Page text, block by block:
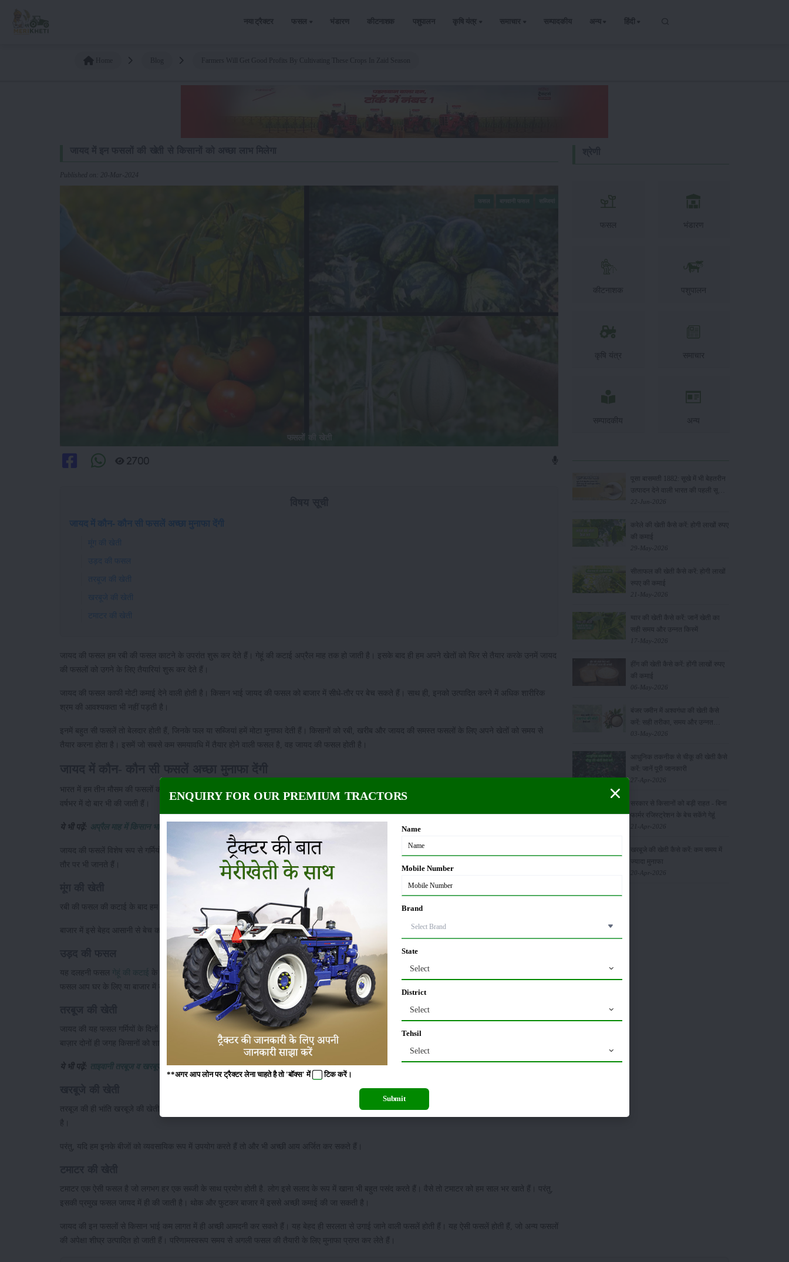
नया ट्रैक्टर फसल भंडारण कीटनाशक पशुपालन कृषि यंत्र समाचार सम्पादकीय अन्य हिंदी
Published on: 20-Mar-2024
फसलों की खेती
2700
जायद में कौन- कौन सी फसलें अच्छा मुनाफा देंगी
मूंग की खेती
उड़द की फसल
तरबूज की खेती
खरबूजे की खेती
टमाटर की खेती
जायद की फसल हम रबी की फसल काटने के उपरांत शुरू कर देते हैं। गेहूं की कटाई अप्रैल माह तक हो जाती है। इसके बाद ही हम अपने खेतों को फिर से तैयार करके उनमें जायद
की फसलों को उगने के लिए तैयारियां शुरू कर देते हैं।
जायद की फसल काफी मोटी कमाई देने वाली होती है। किसान भाई जायद की फसल को बाजार में सीधे-तौर पर बेच सकते हैं। साथ ही, इनको उत्पादित करने में अधिक शारीरिक
श्रम की आवश्यकता भी नहीं पड़ती है।
इनमें बहुत सी फसलें तो बेलदार होती हैं, जिनके फल या सब्जियां हमें मोटा मुनाफा देती हैं। किसानों को रबी, खरीब और जायद की समस्त फसलों के लिए अपने खेतों को समय से
तैयार करना होता है। इसमें जो सबसे कम समयावधि में तैयार होने वाली फसल है, वह जायद की फसल होती है।
भारत में हम तीन मौसम की फसलों को विशेष महत्त्व देते हैं और इन्हीं फसलों के आधार पर हम वर्षभर होने वाली फसलों को विभाजित करतें हैं। बहुत सारी फसलें तो ऐसी होती हैं, जो
वर्षभर में दो बार भी की जाती हैं।
ये भी पढ़ें: अप्रैल माह में किसान भाई इन फसलों की बुवाई करके कमाएं मोटा मुनाफा
जायद की फसलें विशेष रूप से गर्मियों में पसंद की जाने वाली सब्जियां, दाल और फल होते हैं। यह फसलें तैयार होने में तकरीबन 60 से 65 दिन ले लेती हैं। इनकों हम नगदी फसलों के
तौर पर भी जानते हैं।
रबी की फसल की कटाई के बाद हम मूंग की तैयारी करते हैं। मूंग की बुवाईके बाद फसल को तैयार होने में लगभग 60 से 65 दिन लगते हैं।
बाजार में इसे बेहद आसानी से बेच कर काफी मोटा मुनाफा कमाया जा सकता है। लागत के मुताबिक, प्रति बीघा में हम डेढ़ से दो क्विंटल तक मूंग पैदा कर सकते हैं।
यह दलहनी फसल गेहूं की कटाई
के बाद उगाई जाती है। जायद सीजन की 60 से 65 दिन की इस फसल में किसानों को कम लागत के साथ मोटा मुनाफा मिलता है। नगदी की यह
फसल आप घर के लिए या बाजार में बड़ी आसानी से बेच सकते हैं।
जायद की यह फसल गर्मियों के दिनों सर्वाधिक पसंद की जाने वाली फसल होती है। फलों में हमारे शरीर की बहुत सारी आवश्यकताओं को पूरा करने वाली यह फसल थोक और फुटकर
बाज़ार दोनों ही जगह किसानों को शानदार कमाई करवाती है। बतादें, कि फुटकर बाजार में इसकी कीमत 25 रुपये से लेकर 100 रुपये प्रति पीस तक होती है।
ये भी पढ़ें: ताइवानी तरबूज व खरबूज के फलों से किसान कमा रहे लाखों में मुनाफा
तरबूज की ही भांति खरबूजे की खेती भी गर्मियों में ही की जाती है। बाजार में हमें इसकी शानदार कीमत मिलती है। यह एक ऐसी फसल होती है, जिसके फल की कीमत तो मिलती ही
है।
परंतु, यदि हम इनके बीजों को व्यवसायिक रूप में उपयोग करते हैं तो और भी अच्छी आय अर्जित कर सकते हैं।
टमाटर एक ऐसी फसल है जो लगभग हर एक सब्जी के साथ प्रयोग होती है. लोग इसे सलाद के रूप में खाना भी बहुत पसंद करते हैं। वैसे तो टमाटर को हम साल भर खाते हैं। परंतु,
इसकी प्रमुख फसल जायद में ही की जाती है। थोक और फुटकर बाजार में इससे अच्छी कमाई की जा सकती है।
जायद की इन फसलों से किसान भाई कम लागत में ही अच्छी आमदनी कर सकते हैं। यह बेहद ही सरलता से उगाई जाने वाली फसलें होती हैं। यह ऐसी फसलें होती हैं, जो अन्य फसलों
की अपेक्षा शीघ्र उत्पादित हो जाती हैं। परिणामस्वरूप समय से अगली फसल की तैयारी के लिए मुनाफा प्राप्त कर लेते हैं।
फसल भंडारण
कीटनाशक पशुपालन
कृषि यंत्र समाचार
सम्पादकीय अन्य
पूसा बासमती 1882: सूखे में भी बेहतरीन
उत्पादन देने वाली भारत की पहली सूखा-
सहिष्णु बासमती किस्म
22-Jun-2026
करेले की खेती कैसे करें: होगी लाखों रुपए
की कमाई
29-May-2026
सीताफल की खेती कैसे करें: होगी लाखों
रुपए की कमाई
21-May-2026
ग्वार की खेती कैसे करें: जानें खेती का
सही समय और उन्नत किस्में
17-May-2026
हींग की खेती कैसे करें: होंगी लाखों रुपए
की कमाई
06-May-2026
बंजर जमीन में अश्वगंधा की खेती कैसे
करें: सही तरीका, समय और उन्नत
तकनीकें
03-May-2026
आधुनिक तकनीक से चीकू की खेती कैसे
करें: जानें पूरी जानकारी
27-Apr-2026
सरकार से किसानों को बड़ी राहत - बिना
फार्मर रजिस्ट्रेशन के बेच सकेंगे गेहूं
21-Apr-2026
खरबूजे की खेती कैसे करें: कम समय में
ज्यादा मुनाफा
20-Apr-2026
ENQUIRY FOR OUR PREMIUM TRACTORS
Name
Mobile Number
Brand
State
Select
District
Select
Tehsil
Select
**अगर आप लोन पर ट्रैक्टर लेना चाहते है तो 'बॉक्स' में टिककरें।
Submit